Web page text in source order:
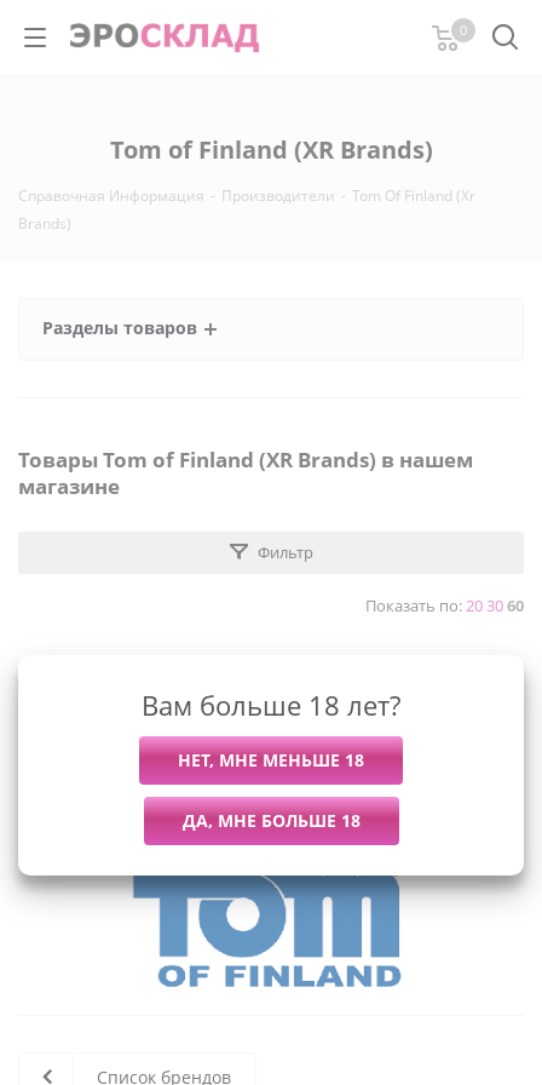
0
Tom of Finland (XR Brands)
Справочная Информация - Производители - Tom Of Finland (Xr
Brands)
Разделы товаров
Товары Tom of Finland (XR Brands) в нашем
магазине
Фильтр
Показать по:203060
К сожалению, раздел пуст
В данный момент нет активных
товаров
Список брендов
Вам больше 18 лет?